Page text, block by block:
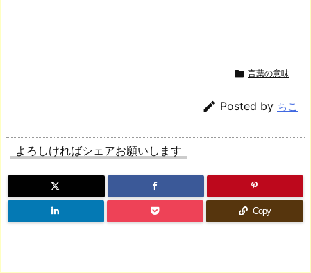
 言葉の意味
 Posted by ちこ
よろしければシェアお願いします
Copy